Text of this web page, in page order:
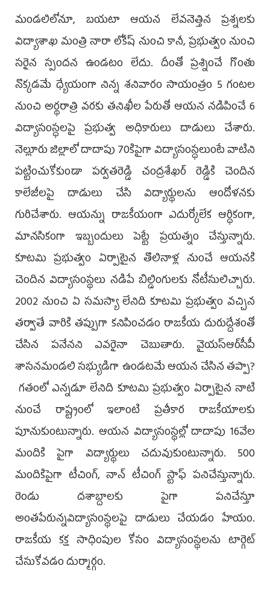
మండ‌లిలోనూ, బ‌య‌టా ఆయ‌న లేవనెత్తిన ప్ర‌శ్న‌ల‌కు
విద్యాశాఖ మంత్రి నారా లోకేష్ నుంచి కానీ, ప్ర‌భుత్వం నుంచి
స‌రైన స్పంద‌న ఉండ‌టం లేదు. దీంతో ప్ర‌శ్నించే గొంతు
నొక్క‌డమే ధ్యేయంగా నిన్న శ‌నివారం సాయంత్రం 5 గంట‌ల
నుంచి అర్థ‌రాత్రి వ‌ర‌కు త‌నిఖీల పేరుతో ఆయ‌న న‌డిపించే 6
విద్యాసంస్ధ‌ల‌పై ప్ర‌భుత్వ అధికారులు దాడులు చేశారు.
నెల్లూరు జిల్లాలో దాదాపు 70కిపైగా విద్యాసంస్ధ‌లుంటే వాటిని
ప‌ట్టించుకోకుండా ప‌ర్వ‌తరెడ్డి చంద్ర‌శేఖ‌ర్ రెడ్డికి చెందిన
కాలేజీల‌పై దాడులు చేసి విద్యార్థుల‌ను ఆందోళ‌న‌కు
గురిచేశారు. ఆయ‌న్ను రాజ‌కీయంగా ఎదుర్కోలేక ఆర్ధికంగా,
మాన‌సికంగా ఇబ్బందులు పెట్టే ప్ర‌య‌త్నం చేస్తున్నారు.
కూట‌మి ప్ర‌భుత్వం ఏర్పాటైన తొలినాళ్ల నుంచే ఆయ‌నకి
చెందిన విద్యాసంస్థ‌లు న‌డిపే బిల్డింగుల‌కు నోటీసులిచ్చారు.
2002 నుంచి ఏ స‌మ‌స్యా లేనిది కూట‌మి ప్ర‌భుత్వం వ‌చ్చిన
త‌ర్వాతే వారికి త‌ప్పుగా క‌నిపించ‌డం రాజ‌కీయ దురుద్దేశంతో
చేసిన ప‌నేన‌ని ఎవ‌రైనా చెబుతారు. వైయ‌స్ఆర్‌సీపీ
శాస‌న‌మండ‌లి స‌భ్యుడిగా ఉండ‌ట‌మే ఆయ‌న చేసిన త‌ప్పా?
గ‌తంలో ఎన్న‌డూ లేనిది కూట‌మి ప్ర‌భుత్వం ఏర్పాటైన నాటి
నుంచే రాష్ట్రంలో ఇలాంటి ప్ర‌తీకార రాజ‌కీయాల‌కు
పూనుకుంటున్నారు. ఆయ‌న విద్యాసంస్థ‌ల్లో దాదాపు 16వేల
మందికి పైగా విద్యార్థులు చ‌దువుకుంటున్నారు. 500
మందికిపైగా టీచింగ్, నాన్ టీచింగ్ స్టాఫ్ ప‌నిచేస్తున్నారు.
రెండు ద‌శాబ్దాలకు పైగా ప‌నిచేస్తూ
అంత‌పేరున్న‌విద్యాసంస్థ‌ల‌పై దాడులు చేయ‌డం హేయం.
రాజ‌కీయ క‌క్ష సాధింపుల‌ కోసం విద్యాసంస్థ‌ల‌ను టార్గెట్
చేసుకోవ‌డం దుర్మార్గం.